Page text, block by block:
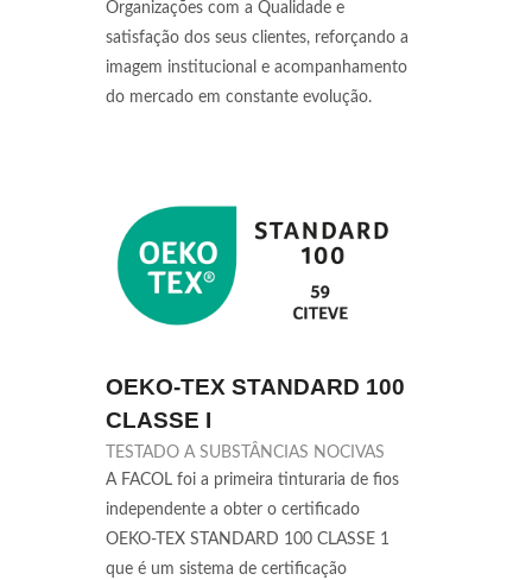
Organizações com a Qualidade e
satisfação dos seus clientes, reforçando a
imagem institucional e acompanhamento
do mercado em constante evolução.
OEKO-TEX STANDARD 100
CLASSE I
TESTADO A SUBSTÂNCIAS NOCIVAS
A FACOL foi a primeira tinturaria de fios
independente a obter o certificado
OEKO-TEX STANDARD 100 CLASSE 1
que é um sistema de certificação